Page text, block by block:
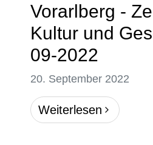
Vorarlberg -
Kultur und
09-2022
20. September 2022
Weiterlesen